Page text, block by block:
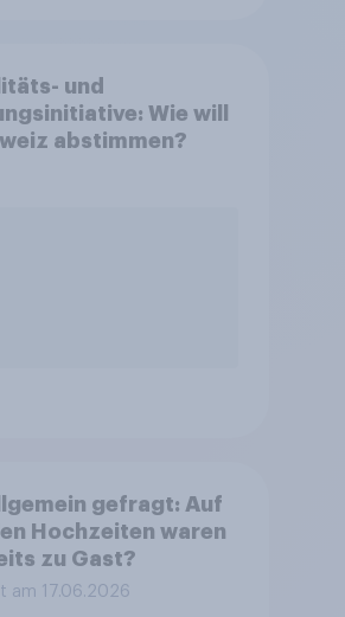
und
Wie will
abstimmen?
gefragt: Auf
Hochzeiten waren
zu Gast?
am 17.06.2026